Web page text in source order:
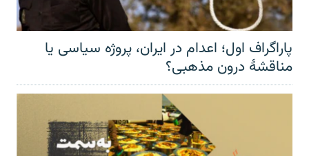
پاراگراف اول؛ اعدام در ایران، پروژه سیاسی یا
مناقشهٔ درون مذهبی؟